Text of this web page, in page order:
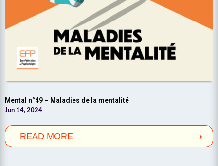
Mental n°49 – Maladies de la mentalité
Jun 14, 2024
READ MORE